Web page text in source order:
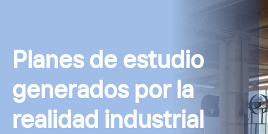
Planes de estudio
generados por la
realidad industrial